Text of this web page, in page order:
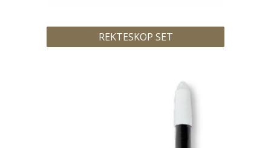
REKTESKOP SET